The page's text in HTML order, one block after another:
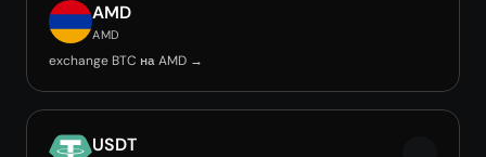
AMD
AMD
exchange BTC на AMD →
USDT